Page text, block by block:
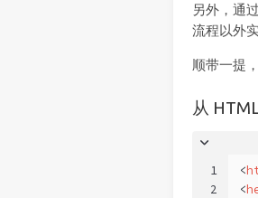
另外，通
流程以外
顺带一提
从
1
2
<
<